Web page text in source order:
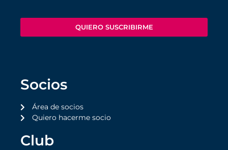
QUIERO SUSCRIBIRME
Socios
Área de socios
Quiero hacerme socio
Club